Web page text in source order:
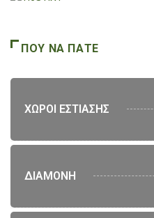
ΠΟΥ ΝΑ ΠΑΤΕ
ΧΩΡΟΙ ΕΣΤΙΑΣΗΣ
ΔΙΑΜΟΝΗ